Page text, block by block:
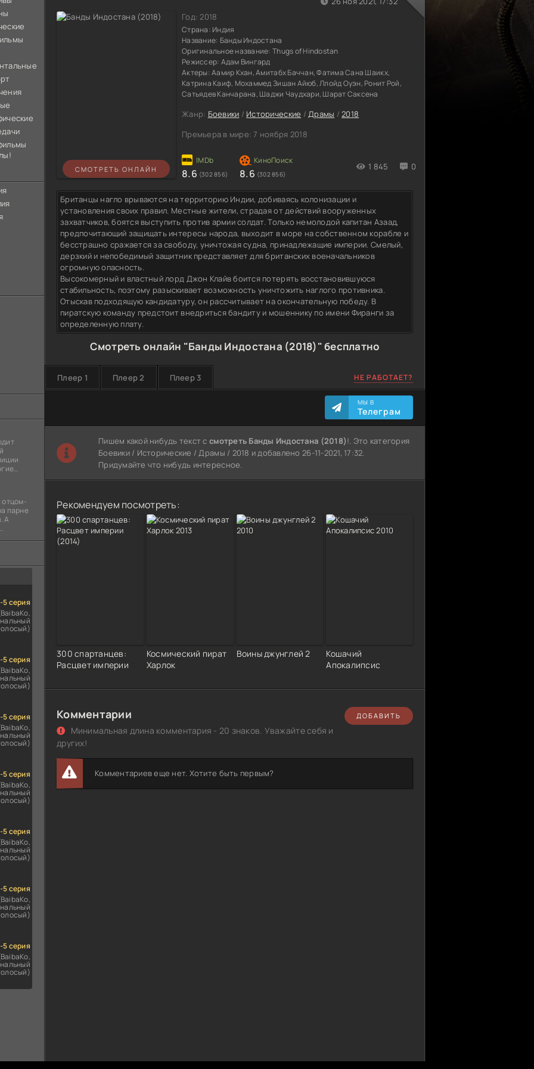
отцом-
парне
А
5 серия
5 серия
5 серия
5 серия
5 серия
5 серия
5 серия
СМОТРЕТЬ ОНЛАЙН
Год:2018
Страна: Индия
Название: Банды Индостана
Оригинальное название: Thugs of Hindostan
Режиссер: Адам Вингард
Актеры:Аамир Кхан, Амитабх Баччан, Фатима Сана Шаикх,
Катрина Каиф, Мохаммед Зишан Айюб, Ллойд Оуэн, Ронит Рой,
Сатьядев Канчарана, Шаджи Чаудхари, Шарат Саксена
Жанр: Боевики / Исторические /Драмы /2018
Премьера в мире: 7 ноября 2018
8.6 (302 856) 8.6 (302 856)
1 845 0
Британцы нагло врываются на территорию Индии, добиваясь колонизации и
установления своих правил. Местные жители, страдая от действий вооруженных
захватчиков, боятся выступить против армии солдат. Только немолодой капитан Азаад,
предпочитающий защищать интересы народа, выходит в море на собственном корабле и
бесстрашно сражается за свободу, уничтожая судна, принадлежащие империи. Смелый,
дерзкий и непобедимый защитник представляет для британских военачальников
огромную опасность.
Высокомерный и властный лорд Джон Клайв боится потерять восстановившуюся
стабильность, поэтому разыскивает возможность уничтожить наглого противника.
Отыскав подходящую кандидатуру, он рассчитывает на окончательную победу. В
пиратскую команду предстоит внедриться бандиту и мошеннику по имени Фиранги за
определенную плату.
Смотреть онлайн "Банды Индостана (2018)" бесплатно
Плеер 1 Плеер 2 Плеер 3 НЕ РАБОТАЕТ?
МЫ В
Телеграм
Пишем какой нибудь текст ссмотреть Банды Индостана (2018)!. Это категория
Боевики / Исторические / Драмы / 2018 и добавлено 26-11-2021, 17:32.
Придумайте что нибудь интересное.
Рекомендуем посмотреть:
300 спартанцев:
Расцвет империи
Космический пират
Харлок
Воины джунглей 2
Кошачий
Апокалипсис
Комментарии
Минимальная длина комментария - 20 знаков. Уважайте себя и
других!
ДОБАВИТЬ
Комментариев еще нет. Хотите быть первым?